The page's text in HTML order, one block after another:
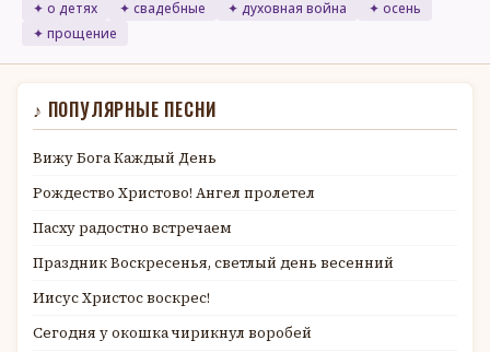
✦ о детях
✦ свадебные ✦ духовная война
✦ осень
✦ прощение
♪ ПОПУЛЯРНЫЕ ПЕСНИ
Вижу Бога Каждый День
Рождество Христово! Ангел пролетел
Пасху радостно встречаем
Праздник Воскресенья, светлый день весенний
Иисус Христос воскрес!
Сегодня у окошка чирикнул воробей